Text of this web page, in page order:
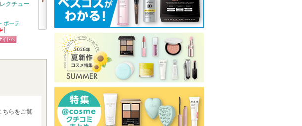
クチュー
ボーテ
5番 白玉グルタチオンC
ふりかけマスク
ナンバーズイン(numbuzin)
ショッピン
グサイトへ
リアルックミラー
ロージーローザ
ショッピン
グサイトへ
スピーディーマスカラリ
ムーバー
ヒロインメイク
ちらをご覧